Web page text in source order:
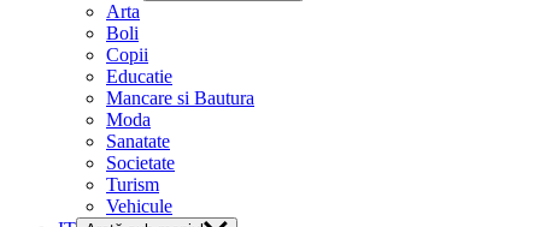
Arta
Boli
Copii
Educatie
Mancare si Bautura
Moda
Sanatate
Societate
Turism
Vehicule